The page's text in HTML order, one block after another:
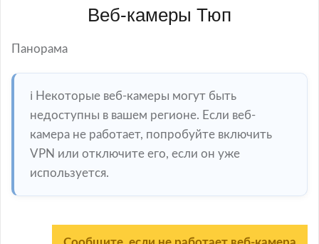
Веб-камеры Тюп
Панорама
ℹ️ Некоторые веб-камеры могут быть
недоступны в вашем регионе. Если веб-
камера не работает, попробуйте включить
VPN или отключите его, если он уже
используется.